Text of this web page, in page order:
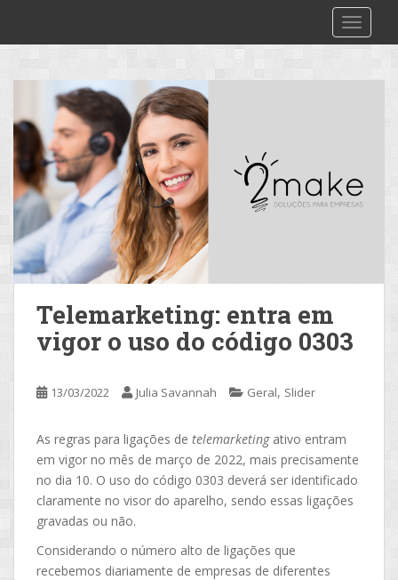
i
Telemarketing: entra em
vigor o uso do código 0303
13/03/2022 Julia Savannah Geral, Slider
As regras para ligações de telemarketingativo entram
em vigor no mês de março de 2022, mais precisamente
no dia 10. O uso do código 0303 deverá ser identificado
claramente no visor do aparelho, sendo essas ligações
gravadas ou não.
Considerando o número alto de ligações que
recebemos diariamente de empresas de diferentes